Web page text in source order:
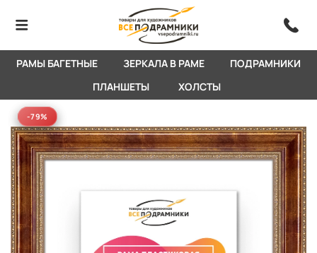
РАМЫ БАГЕТНЫЕ ЗЕРКАЛА В РАМЕ
ПОДРАМНИКИ
ПЛАНШЕТЫ
ХОЛСТЫ
-79%
-79%